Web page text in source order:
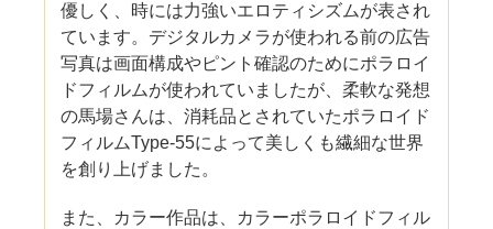
優しく、時には力強いエロティシズムが表され
ています。デジタルカメラが使われる前の広告
写真は画面構成やピント確認のためにポラロイ
ドフィルムが使われていましたが、柔軟な発想
の馬場さんは、消耗品とされていたポラロイド
フィルムType-55によって美しくも繊細な世界
を創り上げました。
また、カラー作品は、カラーポラロイドフィル